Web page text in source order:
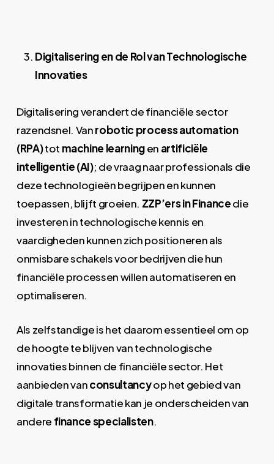
Digitalisering en de Rol van Technologische
Innovaties
Digitalisering verandert de financiële sector
razendsnel. Vanrobotic process automation
(RPA)tot machine learningen artificiële
intelligentie (AI); de vraag naar professionals die
deze technologieën begrijpen en kunnen
toepassen, blijft groeien. ZZP’ers in Financedie
investeren in technologische kennis en
vaardigheden kunnen zich positioneren als
onmisbare schakels voor bedrijven die hun
financiële processen willen automatiseren en
optimaliseren.
Als zelfstandige is het daarom essentieel om op
de hoogte te blijven van technologische
innovaties binnen de financiële sector. Het
aanbieden vanconsultancyop het gebied van
digitale transformatie kan je onderscheiden van
andere finance specialisten.